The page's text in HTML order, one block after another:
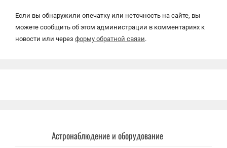
Если вы обнаружили опечатку или неточность на сайте, вы
можете сообщить об этом администрации в комментариях к
новости или через форму обратной связи.
Астронаблюдение и оборудование